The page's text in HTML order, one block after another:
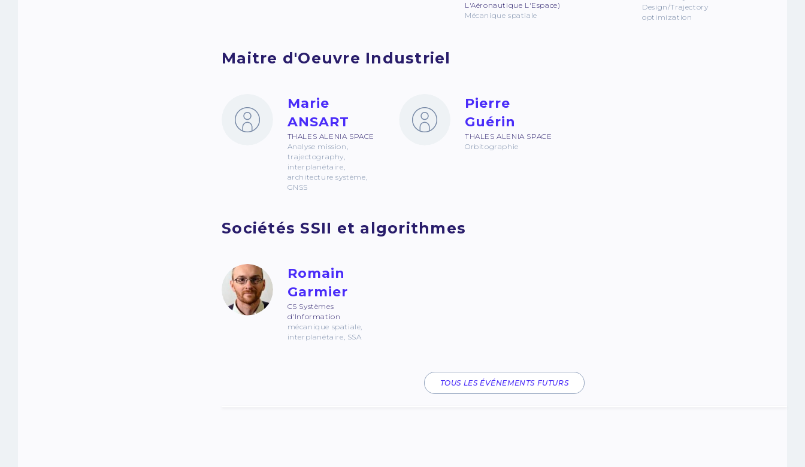
L'Aéronautique L'Espace)
Mécanique spatiale
Design/Trajectory
optimization
Maitre d'Oeuvre Industriel
Marie
ANSART
THALES ALENIA SPACE
Analyse mission,
trajectography,
interplanétaire,
architecture système,
GNSS
Pierre
Guérin
THALES ALENIA SPACE
Orbitographie
Sociétés SSII et algorithmes
Romain
Garmier
CS Systèmes
d'Information
mécanique spatiale,
interplanétaire, SSA
TOUS LES ÉVÉNEMENTS FUTURS